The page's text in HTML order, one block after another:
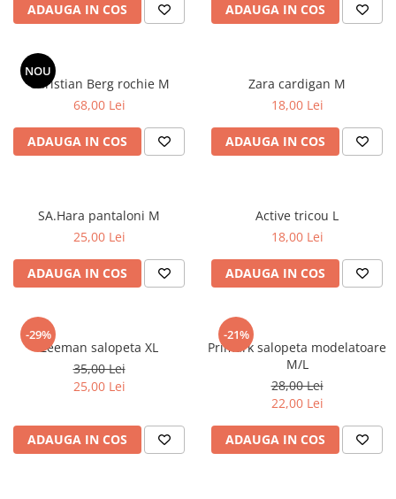
ADAUGA IN COS ADAUGA IN COS
NOU
Christian Berg rochie M
68,00 Lei
ADAUGA IN COS
Zara cardigan M
18,00 Lei
ADAUGA IN COS
SA.Hara pantaloni M
25,00 Lei
ADAUGA IN COS
Active tricou L
18,00 Lei
ADAUGA IN COS
-29%
Zeeman salopeta XL
35,00 Lei
25,00 Lei
ADAUGA IN COS
-21%
Primark salopeta modelatoare
M/L
28,00 Lei
22,00 Lei
ADAUGA IN COS